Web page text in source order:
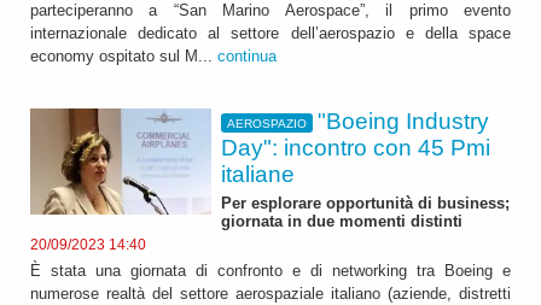
parteciperanno a “San Marino Aerospace”, il primo evento
internazionale dedicato al settore dell’aerospazio e della space
economy ospitato sul M... continua
AEROSPAZIO
"Boeing Industry
Day": incontro con 45 Pmi
italiane
Per esplorare opportunità di business;
giornata in due momenti distinti
20/09/2023 14:40
È stata una giornata di confronto e di networking tra Boeing e
numerose realtà del settore aerospaziale italiano (aziende, distretti